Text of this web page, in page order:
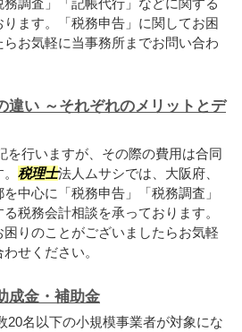
ます。「税務申告」に関してお困
お気軽に当事務所までお問い合わ
違い ～それぞれのメリットとデ
を行いますが、その際の費用は合同
税理士法人ムサシでは、大阪府、
中心に「税務申告」「税務調査」
る税務会計相談を承っております。
困りのことがございましたらお気軽
せください。
成金・補助金
20名以下の小規模事業者が対象にな